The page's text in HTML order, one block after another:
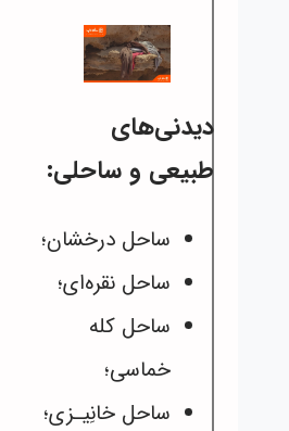
دیدنی‌های
طبیعی و ساحلی:
ساحل درخشان؛
ساحل نقره‌ای؛
ساحل کله
خماسی؛
ساحل خانِیـزی؛